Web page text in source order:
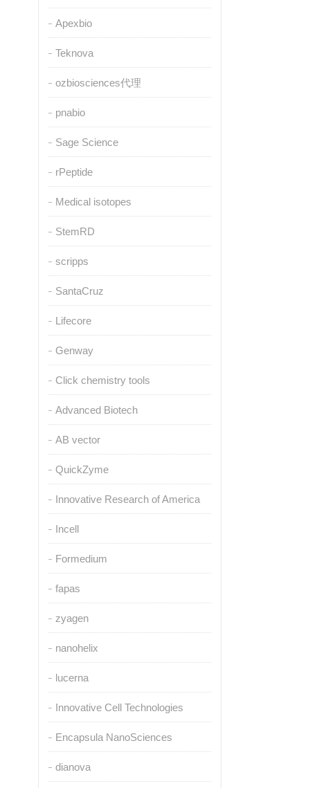
Apexbio
Teknova
ozbiosciences代理
pnabio
Sage Science
rPeptide
Medical isotopes
StemRD
scripps
SantaCruz
Lifecore
Genway
Click chemistry tools
Advanced Biotech
AB vector
QuickZyme
Innovative Research of America
Incell
Formedium
fapas
zyagen
nanohelix
lucerna
Innovative Cell Technologies
Encapsula NanoSciences
dianova